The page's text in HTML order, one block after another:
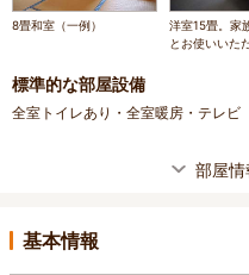
8畳和室（一例）
洋室15畳。家
とお使いいた
標準的な部屋設備
全室トイレあり・全室暖房・テレビ
部屋
基本情報